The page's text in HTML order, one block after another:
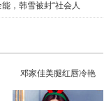
，韩雪被封“社会人
邓家佳美腿红唇冷艳